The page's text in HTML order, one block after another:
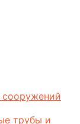
сооружений
трубы и